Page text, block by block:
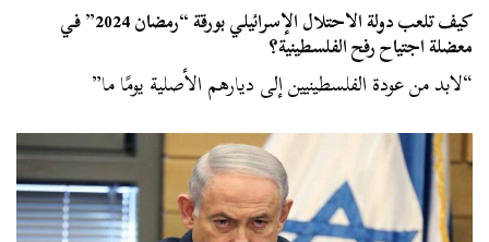
كيف تلعب دولة الاحتلال الإسرائيلي بورقة “رمضان 2024” في
معضلة اجتياح رفح الفلسطينية؟
“لابد من عودة الفلسطينيين إلى ديارهم الأصلية يومًا ما”